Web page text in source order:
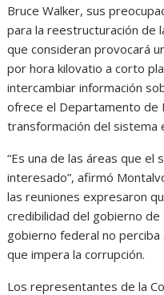
Bruce Walker, sus
para la reestructuración de
que consideran provocará
por hora kilovatio a corto
intercambiar información
ofrece el Departamento de
transformación del sistema
“Es una de las áreas que
interesado”, afirmó
las reuniones expresaron
credibilidad del gobierno
gobierno federal no perciba
que impera la corrupción.
Los representantes de la